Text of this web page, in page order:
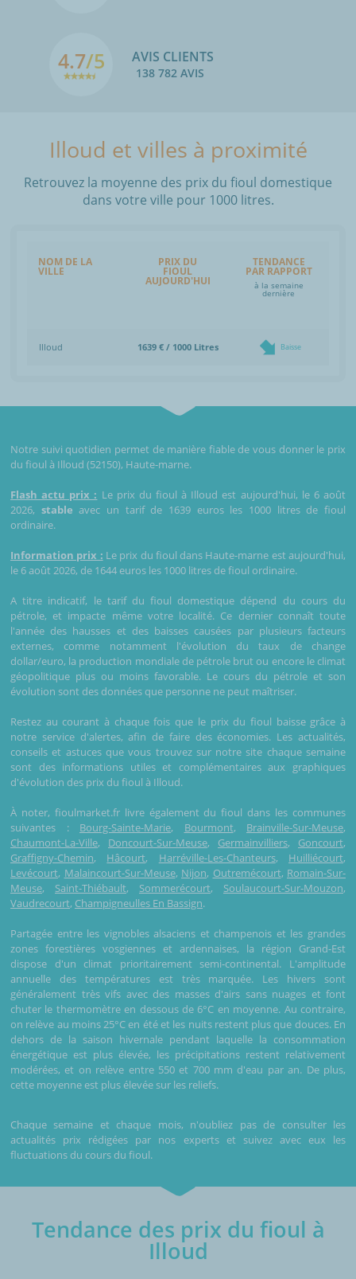
4.7/5 AVIS CLIENTS
138 782 AVIS
Illoud et villes à proximité
Retrouvez la moyenne des prix du fioul domestique
dans votre ville pour 1000 litres.
NOM DE LA
VILLE
PRIX DU
FIOUL
AUJOURD'HUI
TENDANCE
PAR RAPPORT
à la semaine
dernière
Illoud 1639 € / 1000 Litres Baisse
Notre suivi quotidien permet de manière fiable de vous donner le prix
du fioul à Illoud (52150), Haute-marne.
Flash actu prix : Le prix du fioul à Illoud est aujourd'hui, le 6 août
2026, stable avec un tarif de 1639 euros les 1000 litres de fioul
ordinaire.
Information prix : Le prix du fioul dans Haute-marne est aujourd'hui,
le 6 août 2026, de 1644 euros les 1000 litres de fioul ordinaire.
A titre indicatif, le tarif du fioul domestique dépend du cours du
pétrole, et impacte même votre localité. Ce dernier connaît toute
l'année des hausses et des baisses causées par plusieurs facteurs
externes, comme notamment l'évolution du taux de change
dollar/euro, la production mondiale de pétrole brut ou encore le climat
géopolitique plus ou moins favorable. Le cours du pétrole et son
évolution sont des données que personne ne peut maîtriser.
Restez au courant à chaque fois que le prix du fioul baisse grâce à
notre service d'alertes, afin de faire des économies. Les actualités,
conseils et astuces que vous trouvez sur notre site chaque semaine
sont des informations utiles et complémentaires aux graphiques
d'évolution des prix du fioul à Illoud.
À noter, fioulmarket.fr livre également du fioul dans les communes
suivantes : Bourg-Sainte-Marie, Bourmont, Brainville-Sur-Meuse,
Chaumont-La-Ville, Doncourt-Sur-Meuse, Germainvilliers, Goncourt,
Graffigny-Chemin, Hâcourt, Harréville-Les-Chanteurs, Huilliécourt,
Levécourt, Malaincourt-Sur-Meuse, Nijon, Outremécourt, Romain-Sur-
Meuse, Saint-Thiébault, Sommerécourt, Soulaucourt-Sur-Mouzon,
Vaudrecourt, Champigneulles En Bassign.
Partagée entre les vignobles alsaciens et champenois et les grandes
zones forestières vosgiennes et ardennaises, la région Grand-Est
dispose d'un climat prioritairement semi-continental. L'amplitude
annuelle des températures est très marquée. Les hivers sont
généralement très vifs avec des masses d'airs sans nuages et font
chuter le thermomètre en dessous de 6°C en moyenne. Au contraire,
on relève au moins 25°C en été et les nuits restent plus que douces. En
dehors de la saison hivernale pendant laquelle la consommation
énergétique est plus élevée, les précipitations restent relativement
modérées, et on relève entre 550 et 700 mm d'eau par an. De plus,
cette moyenne est plus élevée sur les reliefs.
Chaque semaine et chaque mois, n'oubliez pas de consulter les
actualités prix rédigées par nos experts et suivez avec eux les
fluctuations du cours du fioul.
Tendance des prix du fioul à
Illoud